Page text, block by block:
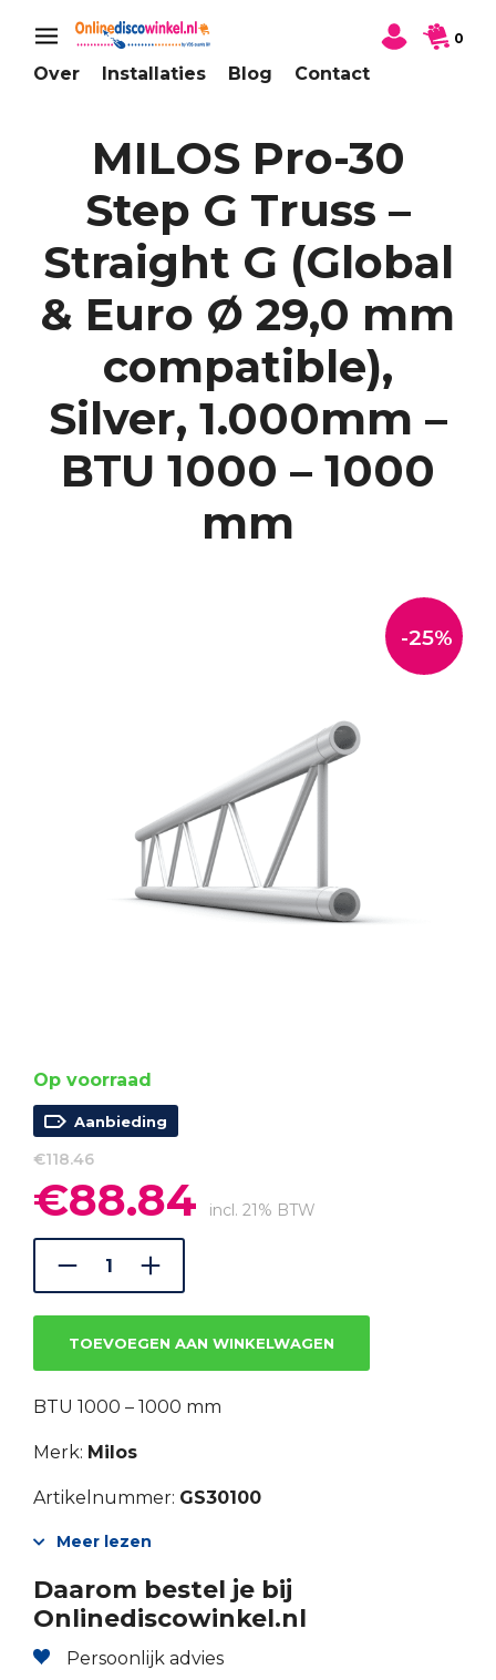
Over Installaties Blog Contact
0
MILOS Pro-30
Step G Truss –
Straight G (Global
& Euro Ø 29,0 mm
compatible),
Silver, 1.000mm –
BTU 1000 – 1000
mm
-25%
Op voorraad
Aanbieding
€118.46
Oorspronkelijke
prijs
was:
€118.46.
€88.84 prijs
incl. 21% BTW
TOEVOEGEN AAN WINKELWAGEN
BTU 1000 – 1000 mm
Merk: Milos
Artikelnummer: GS30100
Meer lezen
Daarom bestel je bij
Onlinediscowinkel.nl
Persoonlijk advies